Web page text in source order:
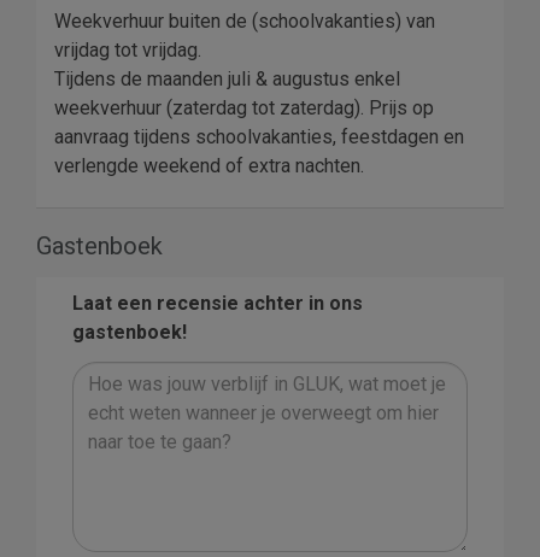
Weekverhuur buiten de (schoolvakanties) van
vrijdag tot vrijdag.
Tijdens de maanden juli & augustus enkel
weekverhuur (zaterdag tot zaterdag). Prijs op
aanvraag tijdens schoolvakanties, feestdagen en
verlengde weekend of extra nachten.
Gastenboek
Laat een recensie achter in ons
gastenboek!